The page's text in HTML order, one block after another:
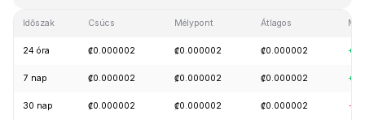
Időszak Csúcs Mélypont Átlagos
24 óra ₡0.000002 ₡0.000002 ₡0.000002
7 nap ₡0.000002 ₡0.000002 ₡0.000002
30 nap ₡0.000002 ₡0.000002 ₡0.000002 -